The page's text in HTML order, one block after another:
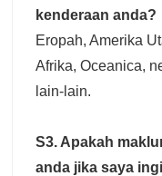
kenderaan anda?
Eropah, Amerika
Afrika, Oceanica,
lain-lain.
S3. Apakah
anda jika saya